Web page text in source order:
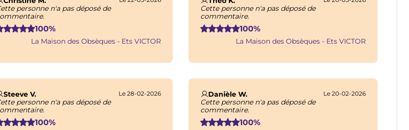
personne n'a pas déposé de
100%
La Maison des Obsèques - Ets VICTOR
Cette personne n'a pas déposé de
commentaire.
100%
La Maison des Obsèques - Ets VICTOR
Steeve V. Le 28-02-2026
personne n'a pas déposé de
100%
Danièle W. Le 20-02-2026
Cette personne n'a pas déposé de
commentaire.
100%